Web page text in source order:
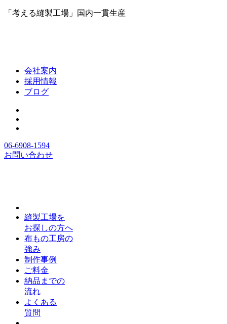
「考える縫製工場」国内一貫生産
会社案内
採用情報
ブログ
06-6908-1594
お問い合わせ
縫製工場を
お探しの方へ
布もの工房の
強み
制作事例
ご料金
納品までの
流れ
よくある
質問